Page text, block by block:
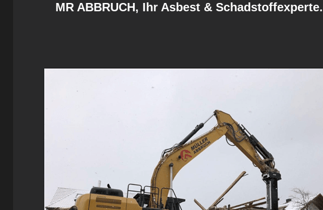
MR ABBRUCH, Ihr Asbest & Schadstoffexperte.